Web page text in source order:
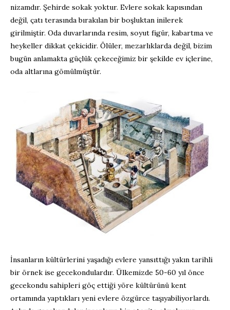
nizamdır. Şehirde sokak yoktur. Evlere sokak kapısından
değil, çatı terasında bırakılan bir boşluktan inilerek
girilmiştir. Oda duvarlarında resim, soyut figür, kabartma ve
heykeller dikkat çekicidir. Ölüler, mezarlıklarda değil, bizim
bugün anlamakta güçlük çekeceğimiz bir şekilde ev içlerine,
oda altlarına gömülmüştür.
İnsanların kültürlerini yaşadığı evlere yansıttığı yakın tarihli
bir örnek ise gecekondulardır. Ülkemizde 50-60 yıl önce
gecekondu sahipleri göç ettiği yöre kültürünü kent
ortamında yaptıkları yeni evlere özgürce taşıyabiliyorlardı.